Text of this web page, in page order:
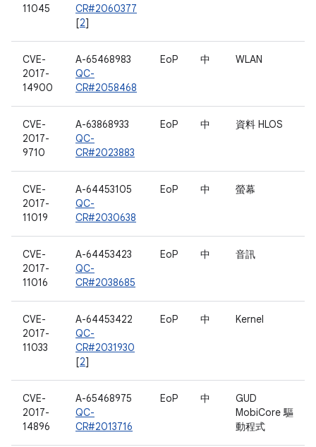
11045
CR#2060377
[2]
CVE-
2017-
14900
A-65468983
QC-
CR#2058468
EoP 中 WLAN
CVE-
2017-
9710
A-63868933
QC-
CR#2023883
EoP 中 資料 HLOS
CVE-
2017-
11019
A-64453105
QC-
CR#2030638
EoP 中 螢幕
CVE-
2017-
11016
A-64453423
QC-
CR#2038685
EoP 中 音訊
CVE-
2017-
11033
A-64453422
QC-
CR#2031930
[2]
EoP 中 Kernel
CVE-
2017-
14896
A-65468975
QC-
CR#2013716
EoP 中
GUD
MobiCore 驅
動程式